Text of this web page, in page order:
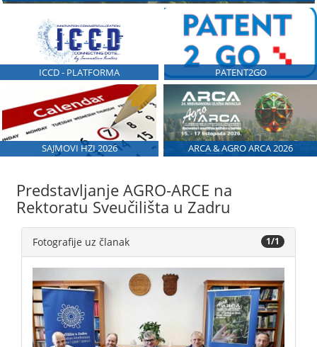
ICCD - PLATFORMA PATENT2GO
SAJMOVI HZI 2026 ARCA & AGRO ARCA 2026
Predstavljanje AGRO-ARCE na
Rektoratu Sveučilišta u Zadru
Fotografije uz članak 1/1